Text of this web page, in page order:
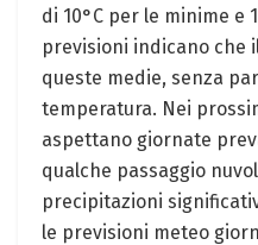
di 10°C per le minime e
previsioni indicano che
queste medie, senza
temperatura. Nei
aspettano giornate
qualche passaggio
precipitazioni
le previsioni meteo